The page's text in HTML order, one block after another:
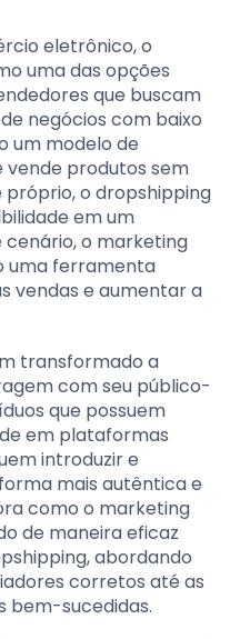
eletrônico, o
uma das opções
que buscam
negócios com baixo
um modelo de
produtos sem
o dropshipping
em um
o marketing
uma ferramenta
vendas e aumentar a
transformado a
com seu público-
que possuem
em plataformas
introduzir e
mais autêntica e
como o marketing
de maneira eficaz
abordando
corretos até as
bem-sucedidas.